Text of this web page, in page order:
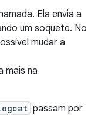
Ela envia a
um soquete. No
mudar a
mais na
passam por